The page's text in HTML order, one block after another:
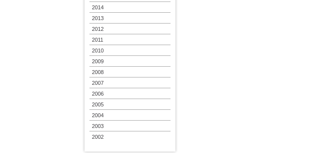
2014
2013
2012
2011
2010
2009
2008
2007
2006
2005
2004
2003
2002